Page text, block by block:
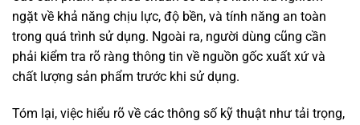
ngặt về khả năng chịu lực, độ bền, và tính năng an toàn
trong quá trình sử dụng. Ngoài ra, người dùng cũng cần
phải kiểm tra rõ ràng thông tin về nguồn gốc xuất xứ và
chất lượng sản phẩm trước khi sử dụng.
Tóm lại, việc hiểu rõ về các thông số kỹ thuật như tải trọng,